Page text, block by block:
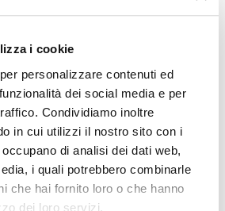
i cookie
personalizzare contenuti ed
dei social media e per
Condividiamo inoltre
in cui utilizzi il nostro sito con i
di analisi dei dati web,
i quali potrebbero combinarle
che hai fornito loro o che hanno
dei loro servizi.